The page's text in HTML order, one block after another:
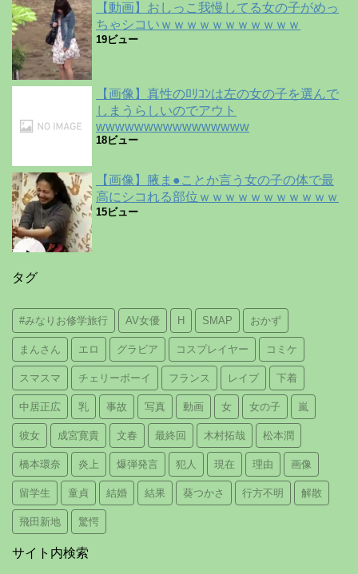
【動画】おしっこ我慢してる女の子がめっ
ちゃシコいｗｗｗｗｗｗｗｗｗｗｗ
19ビュー
【画像】真性のﾛﾘｺﾝは左の女の子を選んで
しまうらしいのでアウト
wwwwwwwwwwwwwwww
18ビュー
【画像】腋ま●ことか言う女の子の体で最
高にシコれる部位ｗｗｗｗｗｗｗｗｗｗｗ
15ビュー
タグ
#みなりお修学旅行 AV女優 H SMAP おかず
まんさん エロ グラビア コスプレイヤー コミケ
スマスマ チェリーボーイ フランス レイプ 下着
中居正広 乳 事故 写真 動画 女 女の子 嵐
彼女 成宮寛貴 文春 最終回 木村拓哉 松本潤
橋本環奈 炎上 爆弾発言 犯人 現在 理由 画像
留学生 童貞 結婚 結果 葵つかさ 行方不明 解散
飛田新地 驚愕
サイト内検索